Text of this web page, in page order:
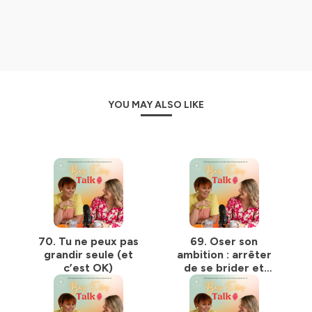
pour plus d'informations.
YOU MAY ALSO LIKE
70. Tu ne peux pas
grandir seule (et
c’est OK)
69. Oser son
ambition : arrêter
de se brider et
construire grand